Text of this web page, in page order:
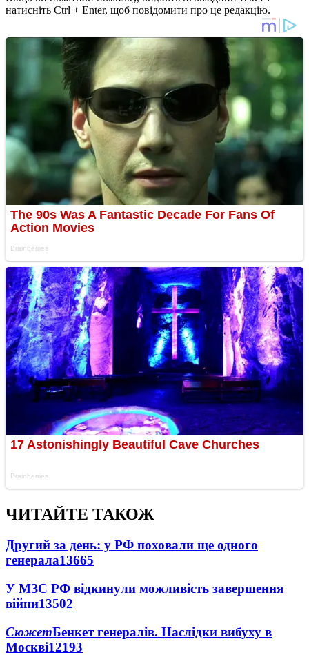
натисніть Ctrl + Enter, щоб повідомити про це редакцію.
ЧИТАЙТЕ ТАКОЖ
Другий за день: у РФ поховали ще одного
генерала13665
У МЗС РФ відкинули можливість завершення
війни13502
СюжетБенкет генералів. Наслідки вибуху в
Москві12193